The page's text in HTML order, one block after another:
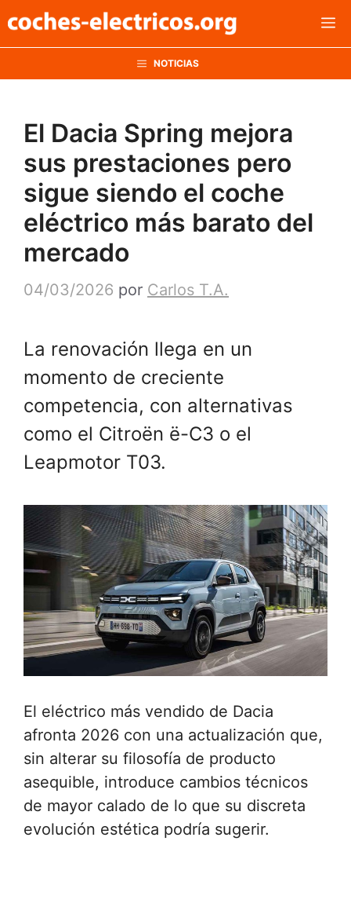
al
NOTICIAS
El Dacia Spring mejora
sus prestaciones pero
sigue siendo el coche
eléctrico más barato del
mercado
04/03/2026 por Carlos T.A.
La renovación llega en un
momento de creciente
competencia, con alternativas
como el Citroën ë-C3 o el
Leapmotor T03.
El eléctrico más vendido de Dacia
afronta 2026 con una actualización que,
sin alterar su filosofía de producto
asequible, introduce cambios técnicos
de mayor calado de lo que su discreta
evolución estética podría sugerir.